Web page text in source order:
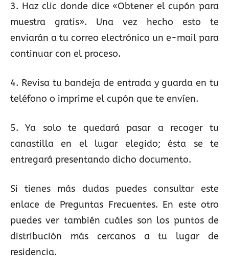
3. Haz clic donde dice «Obtener el cupón para
muestra gratis». Una vez hecho esto te
enviarán a tu correo electrónico un e-mail para
continuar con el proceso.
4. Revisa tu bandeja de entrada y guarda en tu
teléfono o imprime el cupón que te envíen.
5. Ya solo te quedará pasar a recoger tu
canastilla en el lugar elegido; ésta se te
entregará presentando dicho documento.
Si tienes más dudas puedes consultar este
enlace de Preguntas Frecuentes. En este otro
puedes ver también cuáles son los puntos de
distribución más cercanos a tu lugar de
residencia.